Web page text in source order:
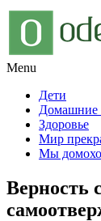
Menu
Дети
Домашние
Здоровье
Мир
Мы
Верность